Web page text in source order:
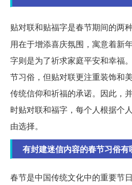
贴对联和贴福字是春节期间的两
用在于增添喜庆氛围，寓意着新
字则是为了祈求家庭平安和幸福
节习俗，但贴对联更注重装饰和
传统信仰和祈福的承诺。因此，
时贴对联和福字，每个人根据个
由选择。
有封建迷信内容的春节习俗有
春节是中国传统文化中的重要节